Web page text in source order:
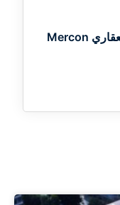
شركة ميركون للتطوير العقاري Mercon